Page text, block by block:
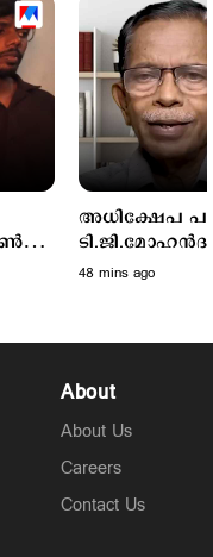
അലര്‍ട്ട്;
അധിക്ഷേപ
48 mins ago
About
About Us
Careers
Contact Us